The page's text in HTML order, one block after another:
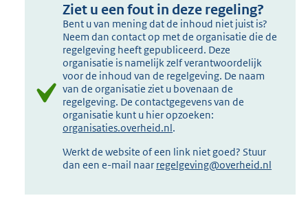
Ziet u een fout in deze regeling?
Bent u van mening dat de inhoud niet juist is?
Neem dan contact op met de organisatie die de
regelgeving heeft gepubliceerd. Deze
organisatie is namelijk zelf verantwoordelijk
voor de inhoud van de regelgeving. De naam
van de organisatie ziet u bovenaan de
regelgeving. De contactgegevens van de
organisatie kunt u hier opzoeken:
organisaties.overheid.nl.
Werkt de website of een link niet goed? Stuur
dan een e-mail naar regelgeving@overheid.nl